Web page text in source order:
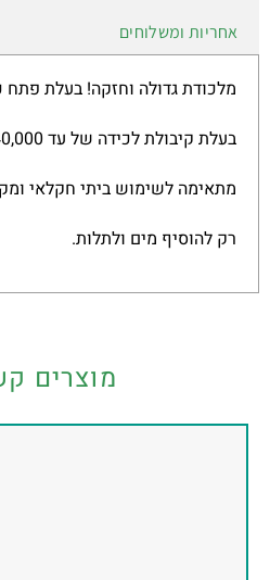
אחריות ומשלוחים
מלכודת גדולה וחזקה! בעלת פתח
בעלת קיבולת לכידה של עד 40,000 זבובים.
מתאימה לשימוש ביתי חקלאי
רק להוסיף מים ולתלות.
מוצרים